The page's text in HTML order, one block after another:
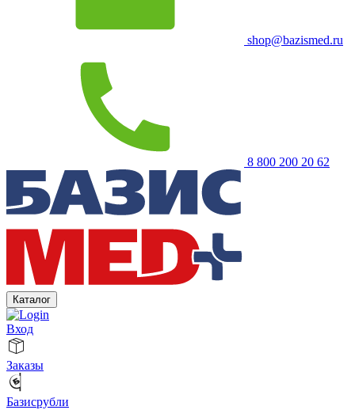
shop@bazismed.ru
8 800 200 20 62
Каталог
Вход
Заказы
Базисрубли